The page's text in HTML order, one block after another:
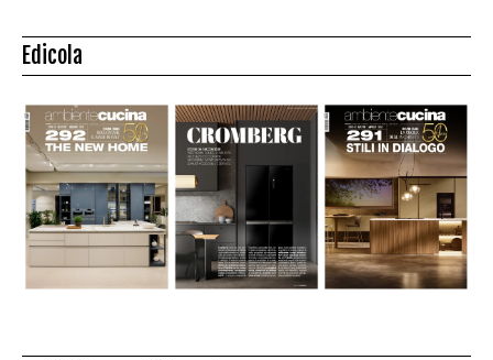
Edicola